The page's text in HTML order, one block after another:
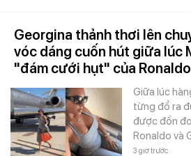
Georgina thảnh thơi lên
vóc dáng cuốn hút giữa lúc
"đám cưới hụt" của Ronaldo
Giữa lúc
từng đổ ra
được đồn
Ronaldo và
3 giờ trước